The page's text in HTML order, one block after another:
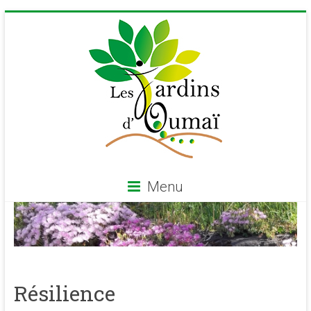
Les
Jardins
Site
Menu
Résilience